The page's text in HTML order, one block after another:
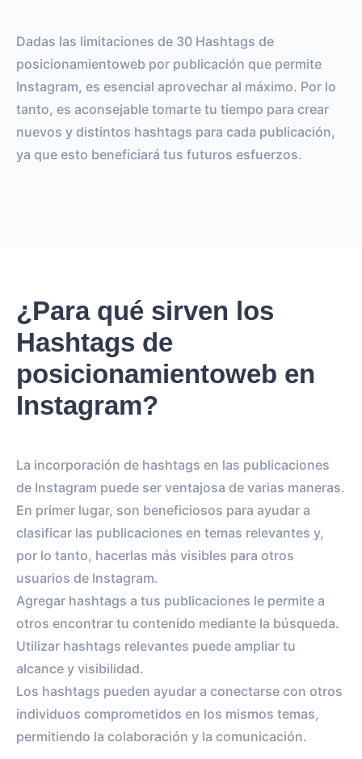
Dadas las limitaciones de 30 Hashtags de
posicionamientoweb por publicación que permite
Instagram, es esencial aprovechar al máximo. Por lo
tanto, es aconsejable tomarte tu tiempo para crear
nuevos y distintos hashtags para cada publicación,
ya que esto beneficiará tus futuros esfuerzos.
¿Para qué sirven los
Hashtags de
posicionamientoweb en
Instagram?
La incorporación de hashtags en las publicaciones
de Instagram puede ser ventajosa de varias maneras.
En primer lugar, son beneficiosos para ayudar a
clasificar las publicaciones en temas relevantes y,
por lo tanto, hacerlas más visibles para otros
usuarios de Instagram.
Agregar hashtags a tus publicaciones le permite a
otros encontrar tu contenido mediante la búsqueda.
Utilizar hashtags relevantes puede ampliar tu
alcance y visibilidad.
Los hashtags pueden ayudar a conectarse con otros
individuos comprometidos en los mismos temas,
permitiendo la colaboración y la comunicación.